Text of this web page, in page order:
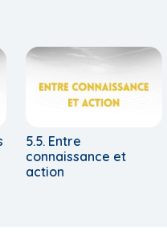
5.5. Entre
connaissance et
action